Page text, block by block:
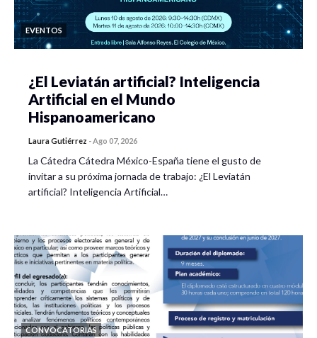
EVENTOS
¿El Leviatán artificial? Inteligencia
Artificial en el Mundo
Hispanoamericano
Laura Gutiérrez -Ago 07, 2026
La Cátedra Cátedra México-España tiene el gusto de
invitar a su próxima jornada de trabajo: ¿El Leviatán
artificial? Inteligencia Artificial…
CONVOCATORIAS